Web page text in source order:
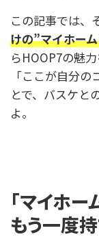
この記事では、
けの”マイホー
らHOOP7の魅
「ここが自分
とで、バスケと
よ。
「マイホー
もう一度